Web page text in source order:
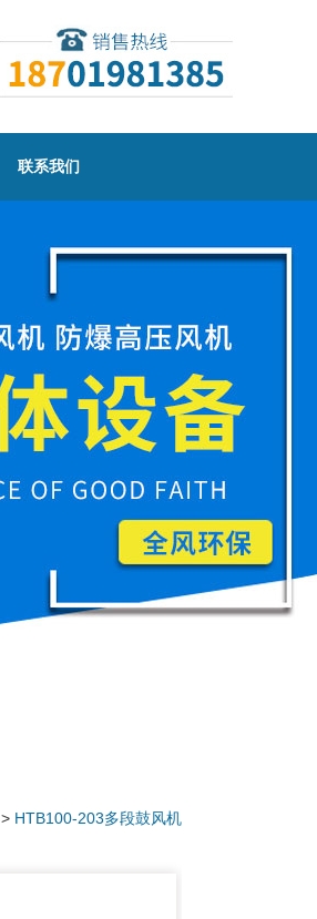
联系我们
> HTB100-203多段鼓风机